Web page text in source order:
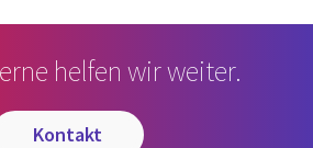
helfen wir weiter.
kontakt